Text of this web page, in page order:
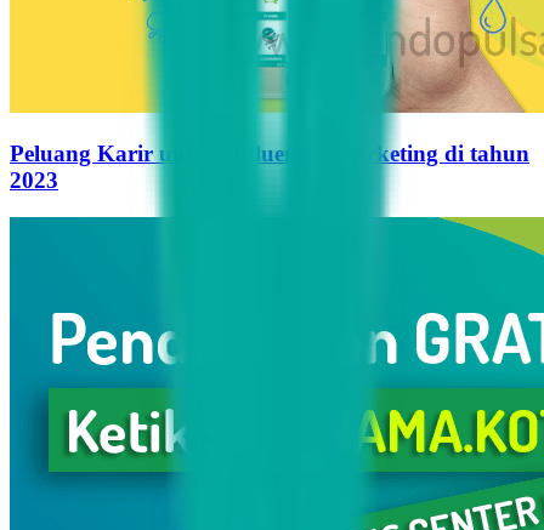
Peluang Karir untuk Influencer Marketing di tahun
2023